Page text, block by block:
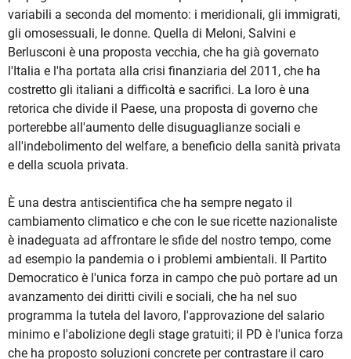
variabili a seconda del momento: i meridionali, gli immigrati,
gli omosessuali, le donne. Quella di Meloni, Salvini e
Berlusconi è una proposta vecchia, che ha già governato
l'Italia e l'ha portata alla crisi finanziaria del 2011, che ha
costretto gli italiani a difficoltà e sacrifici. La loro è una
retorica che divide il Paese, una proposta di governo che
porterebbe all'aumento delle disuguaglianze sociali e
all'indebolimento del welfare, a beneficio della sanità privata
e della scuola privata.
È una destra antiscientifica che ha sempre negato il
cambiamento climatico e che con le sue ricette nazionaliste
è inadeguata ad affrontare le sfide del nostro tempo, come
ad esempio la pandemia o i problemi ambientali. Il Partito
Democratico è l'unica forza in campo che può portare ad un
avanzamento dei diritti civili e sociali, che ha nel suo
programma la tutela del lavoro, l'approvazione del salario
minimo e l'abolizione degli stage gratuiti; il PD è l'unica forza
che ha proposto soluzioni concrete per contrastare il caro